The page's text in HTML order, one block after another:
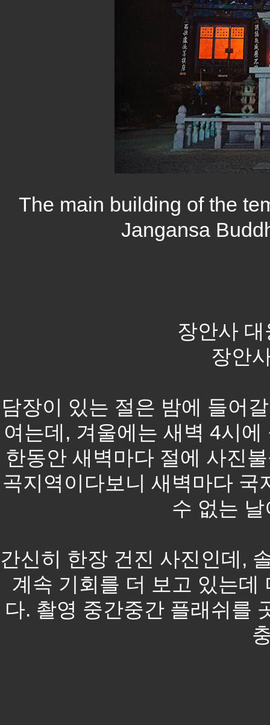
The main building of the
Jangansa
장안사
장안
담장이 있는 절은 밤에 들어
여는데, 겨울에는 새벽 4시
한동안 새벽마다 절에 사진
곡지역이다보니 새벽마다
수 없는
간신히 한장 건진 사진인데,
계속 기회를 더 보고 있는데
다. 촬영 중간중간 플래쉬를